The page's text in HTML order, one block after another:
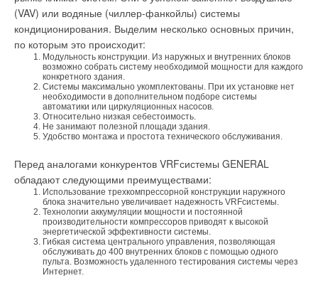
(VAV) или водяные (чиллер-фанкойлы) системы
кондиционирования. Выделим несколько основных причин,
по которым это происходит:
Модульность конструкции. Из наружных и внутренних блоков
возможно собрать систему необходимой мощности для каждого
конкретного здания.
Системы максимально укомплектованы. При их установке нет
необходимости в дополнительном подборе системы
автоматики или циркуляционных насосов.
Относительно низкая себестоимость.
Не занимают полезной площади здания.
Удобство монтажа и простота технического обслуживания.
Перед аналогами конкурентов VRFсистемы GENERAL
обладают следующими преимуществами:
Использование трехкомпрессорной конструкции наружного
блока значительно увеличивает надежность VRFсистемы.
Технологии аккумуляции мощности и постоянной
производительности компрессоров приводят к высокой
энергетической эффективности системы.
Гибкая система центрального управления, позволяющая
обслуживать до 400 внутренних блоков с помощью одного
пульта. Возможность удаленного тестирования системы через
Интернет.
характер (рис. 1).
Для выполнения этого требования необходимо регулировать
расход теплоносителя в системе отопления при изменении
режима подачи теплоносителя со стороны ТСО таким
образом, чтобы температура теплоносителя в обратном
трубопроводе не превышала заданную по графику. Для
этого в регулятор должен вводиться конкретный
температурный график конкретного источника тепловой
энергии (ТЭЦ, ЦТП или индивидуальной котельной), причем
линеаризация недопустима, т.к. такой метод задания
температурного графика может привести к превышению
температуры в обратном трубопроводе и, соответственно,
штрафным санкциям со стороны ТСО.
В-третьих, для предотвращения «размораживания»
системы отопления потребителя регулятор должен
иметь ограничение по нижнему пределу изменения